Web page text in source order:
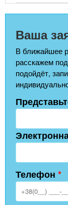
Ваша
В ближайшее
расскажем
подойдёт,
Телефон *